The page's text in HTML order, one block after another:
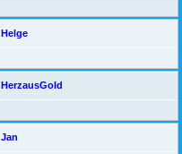
Helge
HerzausGold
Jan